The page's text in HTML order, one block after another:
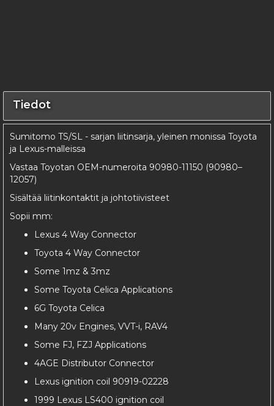
Tiedot
Sumitomo TS/SL - sarjan liitinsarja, yleinen monissa Toyota
ja Lexus-malleissa
Vastaa Toyotan OEM-numeroita 90980-11150 (90980–
12057)
Sisältää liitinkontaktit ja johtotiivisteet
Sopii mm:
Lexus 4 Way Connector
Toyota 4 Way Connector
Some 1mz & 3mz
Some Toyota Celica Applications
6G Toyota Celica
Many 20v Engines, VVT-i, RAV4
Some FJ, FZJ Applications
4AGE Distributor Connector
Lexus ignition coil 90919-02228
1999 Lexus LS400 ignition coil